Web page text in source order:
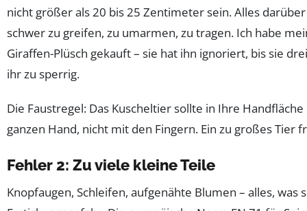
nicht größer als 20 bis 25 Zentimeter sein. Alles
schwer zu greifen, zu umarmen, zu tragen. Ich habe
Giraffen-Plüsch gekauft – sie hat ihn ignoriert, bis sie
ihr zu sperrig.
Die Faustregel: Das Kuscheltier sollte in Ihre
ganzen Hand, nicht mit den Fingern. Ein zu großes Tier
Fehler 2: Zu viele kleine Teile
Knopfaugen, Schleifen, aufgenähte Blumen – alles, was